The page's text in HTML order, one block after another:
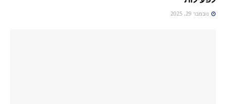
נובמבר 29, 2025